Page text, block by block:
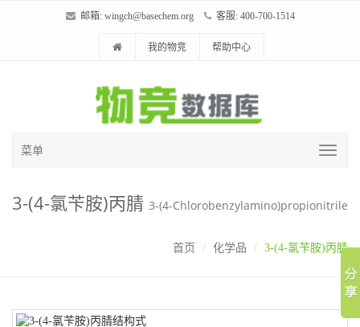
邮箱: wingch@basechem.org 客服: 400-700-1514
我的物竞 帮助中心
菜单
3-(4-氯苄胺)丙腈 3-(4-Chlorobenzylamino)propionitrile
首页 化学品 3-(4-氯苄胺)丙腈